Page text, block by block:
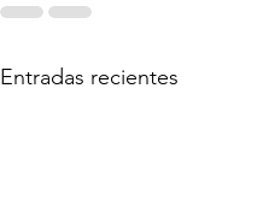
Entradas recientes